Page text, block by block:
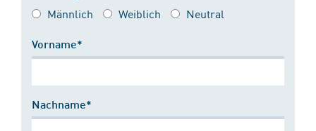
Männlich Weiblich Neutral
Vorname*
Nachname*